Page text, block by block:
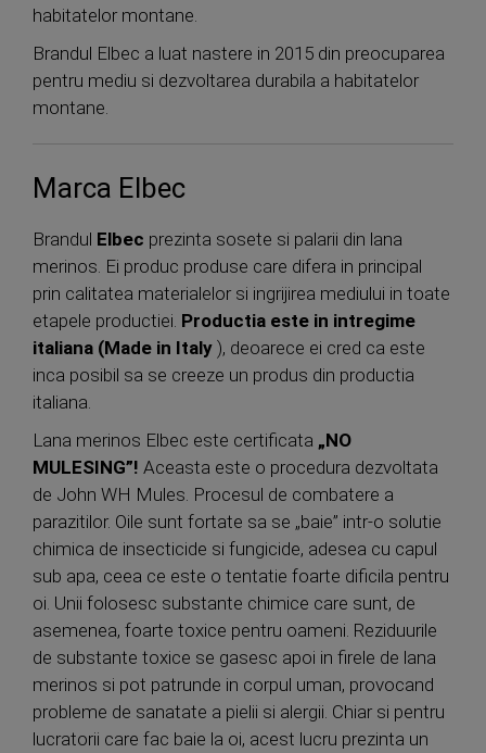
habitatelor montane.
Brandul Elbec a luat nastere in 2015 din preocuparea
pentru mediu si dezvoltarea durabila a habitatelor
montane.
Marca Elbec
Brandul Elbec prezinta sosete si palarii din lana
merinos. Ei produc produse care difera in principal
prin calitatea materialelor si ingrijirea mediului in toate
etapele productiei. Productia este in intregime
italiana (Made in Italy ), deoarece ei cred ca este
inca posibil sa se creeze un produs din productia
italiana.
Lana merinos Elbec este certificata „NO
MULESING”! Aceasta este o procedura dezvoltata
de John WH Mules. Procesul de combatere a
parazitilor. Oile sunt fortate sa se „baie” intr-o solutie
chimica de insecticide si fungicide, adesea cu capul
sub apa, ceea ce este o tentatie foarte dificila pentru
oi. Unii folosesc substante chimice care sunt, de
asemenea, foarte toxice pentru oameni. Reziduurile
de substante toxice se gasesc apoi in firele de lana
merinos si pot patrunde in corpul uman, provocand
probleme de sanatate a pielii si alergii. Chiar si pentru
lucratorii care fac baie la oi, acest lucru prezinta un